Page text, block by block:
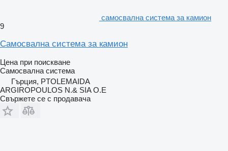
самосвална система за камион
9
Самосвална система за камион
Цена при поискване
Самосвална система
Гърция, PTOLEMAIDA
ARGIROPOULOS N.& SIA O.E
Свържете се с продавача